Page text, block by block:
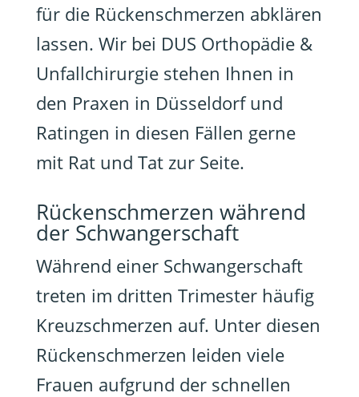
für die Rückenschmerzen abklären
lassen. Wir bei DUS Orthopädie &
Unfallchirurgie stehen Ihnen in
den Praxen in Düsseldorf und
Ratingen in diesen Fällen gerne
mit Rat und Tat zur Seite.
Rückenschmerzen während
der Schwangerschaft
Während einer Schwangerschaft
treten im dritten Trimester häufig
Kreuzschmerzen auf. Unter diesen
Rückenschmerzen leiden viele
Frauen aufgrund der schnellen